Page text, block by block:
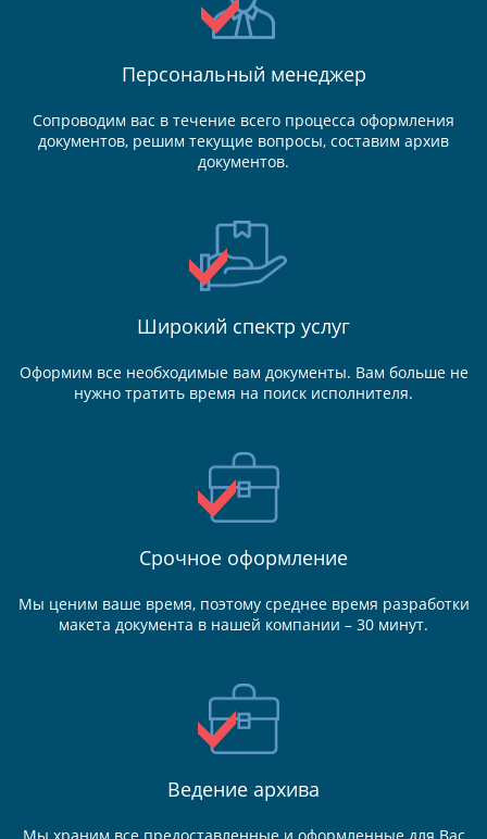
Персональный менеджер
Сопроводим вас в течение всего процесса оформления
документов, решим текущие вопросы, составим архив
документов.
Широкий спектр услуг
Оформим все необходимые вам документы. Вам больше не
нужно тратить время на поиск исполнителя.
Срочное оформление
Мы ценим ваше время, поэтому среднее время разработки
макета документа в нашей компании – 30 минут.
Ведение архива